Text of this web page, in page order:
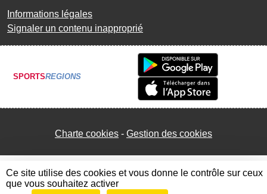
Informations légales
Signaler un contenu inapproprié
SPORTSREGIONS
Charte cookies Gestion des cookies
Ce site utilise des cookies et vous donne le contrôle sur ceux
que vous souhaitez activer